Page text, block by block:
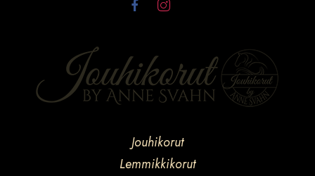
Jouhikorut
Lemmikkikorut